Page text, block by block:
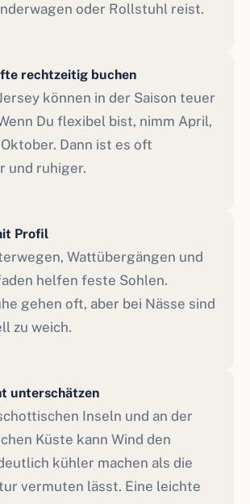
oder Rollstuhl reist.
rechtzeitig buchen
können in der Saison teuer
Du flexibel bist, nimm April,
Dann ist es oft
und ruhiger.
Profil
Wattübergängen und
helfen feste Sohlen.
gehen oft, aber bei Nässe sind
zu weich.
unterschätzen
Inseln und an der
Küste kann Wind den
kühler machen als die
vermuten lässt. Eine leichte